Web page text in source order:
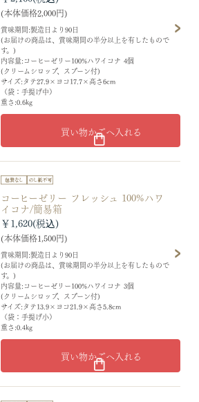
賞味期間:製造日より90日
(お届けの商品は、賞味期間の半分以上を有したもので
す。)
内容量:コーヒーゼリー100%ハワイコナ 4個
(クリームシロップ、スプーン付)
サイズ:タテ27.9×ヨコ17.7×高さ6cm
（袋：手提げ中）
重さ:0.6kg
(本体価格2,000円)
買い物かごへ入れる
コーヒーゼリー フレッシュ 100%ハワ
イコナ/簡易箱
賞味期間:製造日より90日
(お届けの商品は、賞味期間の半分以上を有したもので
す。)
内容量:コーヒーゼリー100%ハワイコナ 3個
(クリームシロップ、スプーン付)
サイズ:タテ13.9×ヨコ21.9×高さ5.8cm
（袋：手提げ小）
重さ:0.4kg
￥1,620
(本体価格1,500円)
買い物かごへ入れる